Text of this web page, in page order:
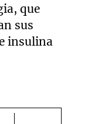
que
sus
insulina